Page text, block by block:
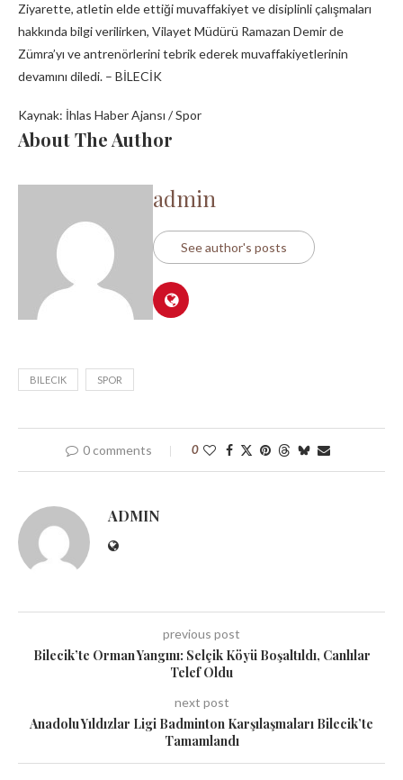
Ziyarette, atletin elde ettiği muvaffakiyet ve disiplinli çalışmaları
hakkında bilgi verilirken, Vilayet Müdürü Ramazan Demir de
Zümra’yı ve antrenörlerini tebrik ederek muvaffakiyetlerinin
devamını diledi. – BİLECİK
Kaynak: İhlas Haber Ajansı / Spor
About The Author
admin
See author's posts
BILECIK SPOR
0 comments 0
ADMIN
previous post
Bilecik’te Orman Yangını: Selçik Köyü Boşaltıldı, Canlılar
Telef Oldu
next post
Anadolu Yıldızlar Ligi Badminton Karşılaşmaları Bilecik’te
Tamamlandı